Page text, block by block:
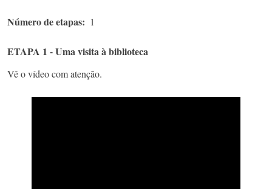
Número de etapas 1
ETAPA 1 - Uma visita à biblioteca
Vê o vídeo com atenção.